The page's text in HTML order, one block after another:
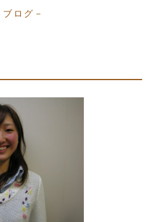
ブログ－